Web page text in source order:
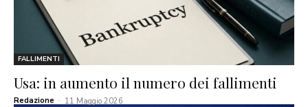
FALLIMENTI
Usa: in aumento il numero dei fallimenti
Redazione - 11 Maggio 2026